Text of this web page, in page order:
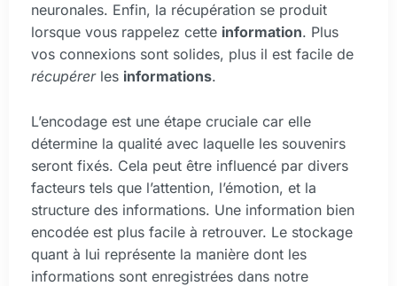
neuronales. Enfin, la récupération se produit
lorsque vous rappelez cette information. Plus
vos connexions sont solides, plus il est facile de
récupérerles informations.
L’encodage est une étape cruciale car elle
détermine la qualité avec laquelle les souvenirs
seront fixés. Cela peut être influencé par divers
facteurs tels que l’attention, l’émotion, et la
structure des informations. Une information bien
encodée est plus facile à retrouver. Le stockage
quant à lui représente la manière dont les
informations sont enregistrées dans notre